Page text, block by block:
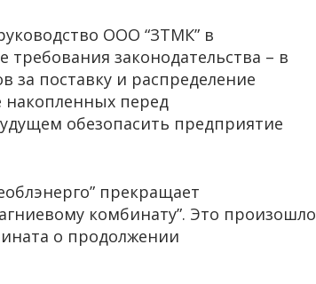
ООО “ЗТМК” в
законодательства – в
за поставку и распределение
накопленных перед
обезопасить предприятие
прекращает
комбинату”. Это произошло
о продолжении